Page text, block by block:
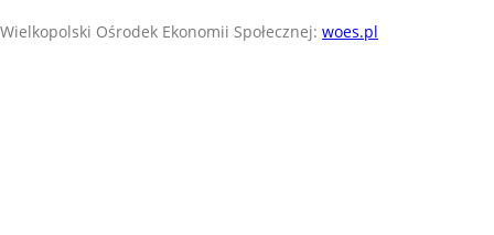
Wielkopolski Ośrodek Ekonomii Społecznej: woes.pl